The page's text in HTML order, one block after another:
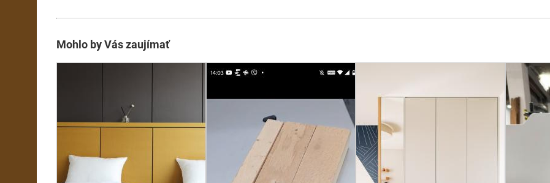
Mohlo by Vás zaujímať